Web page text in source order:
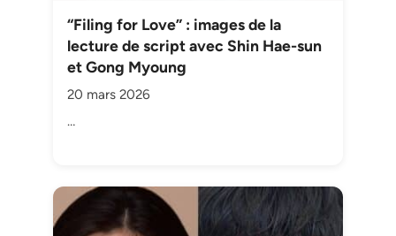
“Filing for Love” : images de la
lecture de script avec Shin Hae-sun
et Gong Myoung
20 mars 2026
…